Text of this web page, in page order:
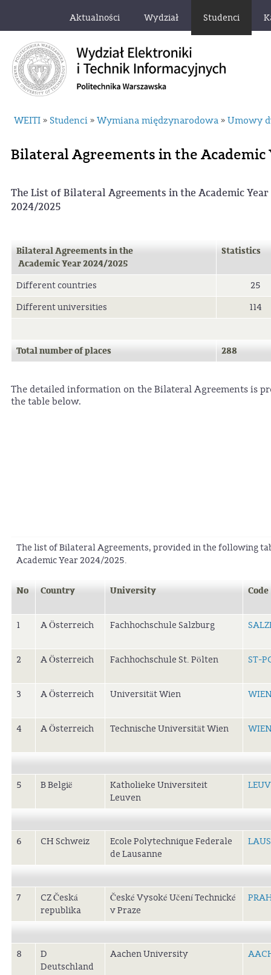
Aktualności Wydział Studenci
WEITI » Studenci » Wymiana międzynarodowa » Umowy
Bilateral Agreements in the Academic
The List of Bilateral Agreements in the Academic Year
2024/2025
Bilateral Agreements in the
Academic Year 2024/2025
Statistics
Different countries
25
Different universities
114
Total number of places 288
The detailed information on the Bilateral Agreements is
the table below.
The list of Bilateral Agreements, provided in the following
Academic Year 2024/2025.
No Country University Code
1 A Österreich Fachhochschule Salzburg
2 A Österreich Fachhochschule St. Pölten ST-
3 A Österreich Universität Wien
4 A Österreich Technische Universität Wien
5 B België
Katholieke Universiteit
Leuven
6 CH Schweiz
Ecole Polytechnique Federale
de Lausanne
7
CZ Česká
republika
České Vysoké Učení Technické
v Praze
8
D
Deutschland
Aachen University